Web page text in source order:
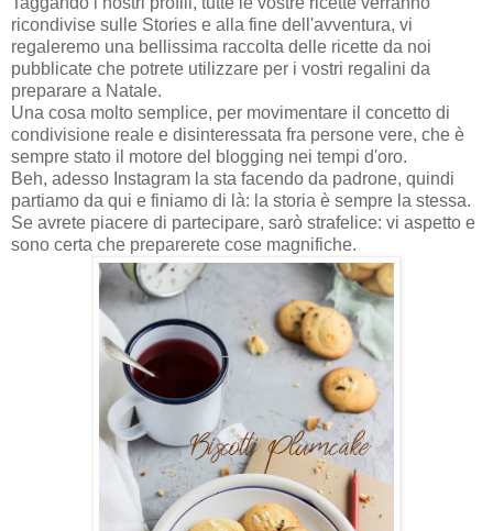
ricondivise sulle Stories e alla fine dell'avventura, vi
regaleremo una bellissima raccolta delle ricette da noi
pubblicate che potrete utilizzare per i vostri regalini da
preparare a Natale.
Una cosa molto semplice, per movimentare il concetto di
condivisione reale e disinteressata fra persone vere, che è
sempre stato il motore del blogging nei tempi d'oro.
Beh, adesso Instagram la sta facendo da padrone, quindi
partiamo da qui e finiamo di là: la storia è sempre la stessa.
Se avrete piacere di partecipare, sarò strafelice: vi aspetto e
sono certa che preparerete cose magnifiche.